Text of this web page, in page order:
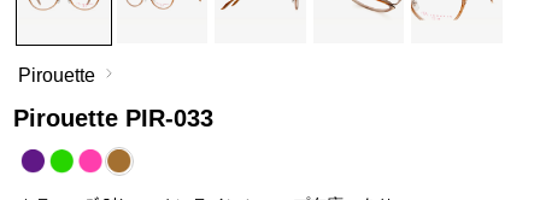
Pirouette
Pirouette PIR-033